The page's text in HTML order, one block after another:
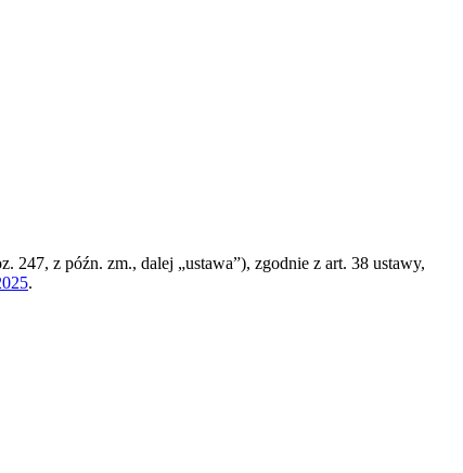
247, z późn. zm., dalej „ustawa”), zgodnie z art. 38 ustawy,
.